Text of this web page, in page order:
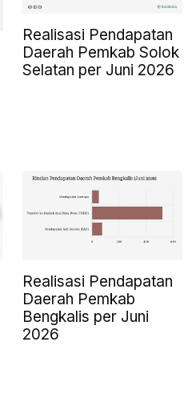
Realisasi Pendapatan
Daerah Pemkab Solok
Selatan per Juni 2026
Realisasi Pendapatan
Daerah Pemkab
Bengkalis per Juni
2026